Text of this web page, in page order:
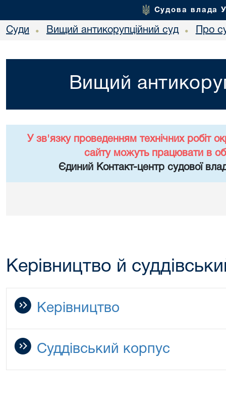
Судова влада
Суди • Вищий антикорупційний суд • Про
Вищий
У зв'язку проведенням технічних робіт
сайту можуть працювати в
Єдиний Контакт-центр судової
Керівництво й
Керівництво
Суддівський корпус